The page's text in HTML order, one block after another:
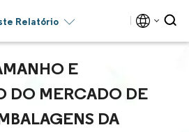
Relatório
E
DO MERCADO DE
DA